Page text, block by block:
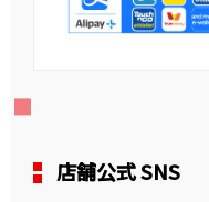
店舗公式 SNS